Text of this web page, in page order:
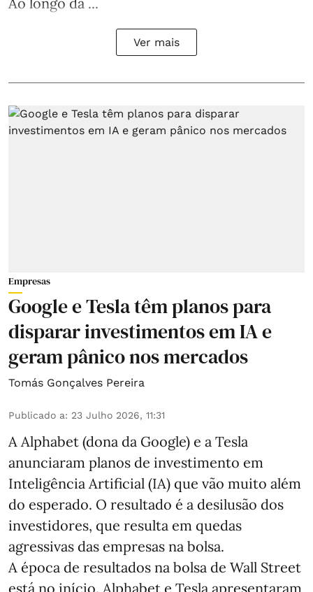
Ver mais
Empresas
Google e Tesla têm planos para
disparar investimentos em IA e
geram pânico nos mercados
Tomás Gonçalves Pereira
Publicado a: 23 Julho 2026, 11:31
A Alphabet (dona da Google) e a Tesla
anunciaram planos de investimento em
Inteligência Artificial (IA) que vão muito além
do esperado. O resultado é a desilusão dos
investidores, que resulta em quedas
agressivas das empresas na bolsa.
A época de resultados na bolsa de Wall Street
está no início. Alphabet e Tesla apresentaram